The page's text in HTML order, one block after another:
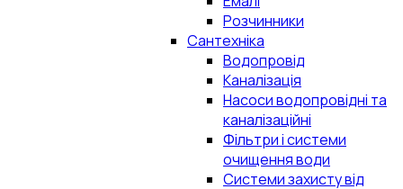
Розчинники
Сантехніка
Водопровід
Каналізація
Насоси водопровідні та
каналізаційні
Фільтри і системи
очищення води
Системи захисту від